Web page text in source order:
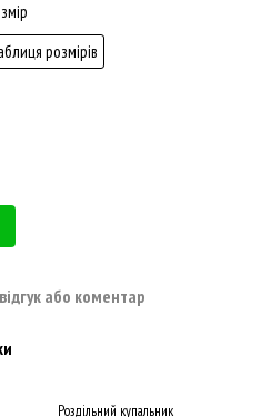
розмірів
або коментар
Роздільний купальник